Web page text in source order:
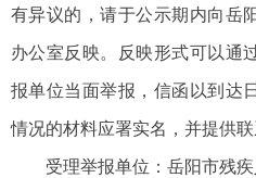
有异议的，请于公示期内向岳
办公室反映。反映形式可以通
报单位当面举报，信函以到达
情况的材料应署实名，并提供联
受理举报单位：岳阳市残